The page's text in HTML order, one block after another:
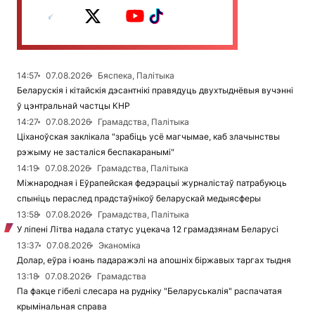
14:57 07.08.2026
Бяспека, Палітыка
Беларускія і кітайскія дэсантнікі правядуць двухтыднёвыя вучэнні
ў цэнтральнай частцы КНР
14:27
07.08.2026
Грамадства, Палітыка
Ціханоўская заклікала "зрабіць усё магчымае, каб злачынствы
рэжыму не засталіся беспакаранымі"
14:19
07.08.2026
Грамадства, Палітыка
Міжнародная і Еўрапейская федэрацыі журналістаў патрабуюць
спыніць пераслед прадстаўнікоў беларускай медыясферы
13:58
07.08.2026
Грамадства, Палітыка
У ліпені Літва надала статус уцекача 12 грамадзянам Беларусі
13:37
07.08.2026
Эканоміка
Долар, еўра і юань падаражэлі на апошніх біржавых таргах тыдня
13:18
07.08.2026
Грамадства
Па факце гібелі слесара на рудніку "Беларуськалія" распачатая
крымінальная справа